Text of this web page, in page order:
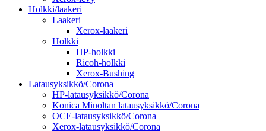
Holkki/laakeri
Laakeri
Xerox-laakeri
Holkki
HP-holkki
Ricoh-holkki
Xerox-Bushing
Latausyksikkö/Corona
HP-latausyksikkö/Corona
Konica Minoltan latausyksikkö/Corona
OCE-latausyksikkö/Corona
Xerox-latausyksikkö/Corona